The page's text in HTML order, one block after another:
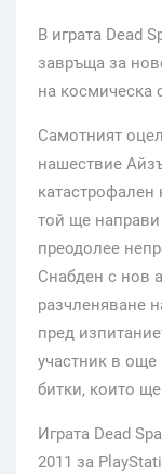
В играта Dead
завръща за
на космическа
Самотният
нашествие
той ще
преодолее
Снабден с нов
разчленяване
пред
участник в
битки, които
Играта Dead
2011 за